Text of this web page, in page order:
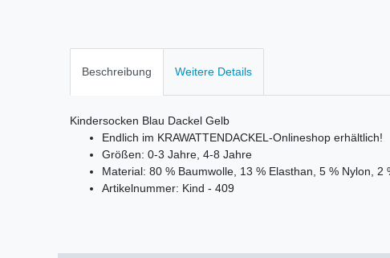
Beschreibung Weitere Details
Kindersocken Blau Dackel Gelb
Endlich im KRAWATTENDACKEL-Onlineshop erhältlich!
Größen: 0-3 Jahre, 4-8 Jahre
Material: 80 % Baumwolle, 13 % Elasthan, 5 % Nylon, 2
Artikelnummer: Kind - 409